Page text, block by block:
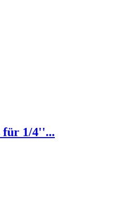
für 1/4''...